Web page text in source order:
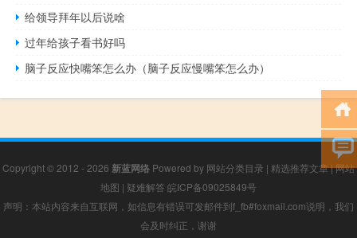
给领导拜年以后说啥
过年给孩子看书好吗
脑子反应快嘴笨怎么办（脑子反应慢嘴笨怎么办）
Copyright © 2012 - 2026 新蓝网络 Powered by 网站分类目录 | 精选推荐文章|网站
地图 | 疑难解答 皖ICP备09025849号
声明：本站内容来自互联网，如信息有错误可发邮件到f_fb#foxmail.com说明，我们
会及时纠正，谢谢